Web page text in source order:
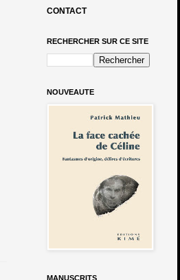
CONTACT
RECHERCHER SUR CE SITE
NOUVEAUTE
MANUSCRITS